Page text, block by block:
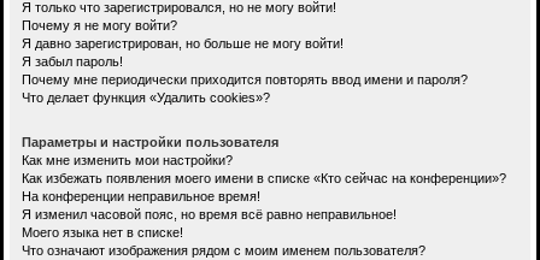
Я только что зарегистрировался, но не могу войти!
Почему я не могу войти?
Я давно зарегистрирован, но больше не могу войти!
Я забыл пароль!
Почему мне периодически приходится повторять ввод имени и пароля?
Что делает функция «Удалить cookies»?
Параметры и настройки пользователя
Как мне изменить мои настройки?
Как избежать появления моего имени в списке «Кто сейчас на конференции»?
На конференции неправильное время!
Я изменил часовой пояс, но время всё равно неправильное!
Моего языка нет в списке!
Что означают изображения рядом с моим именем пользователя?